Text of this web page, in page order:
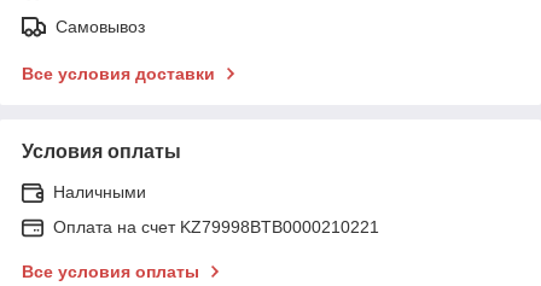
Самовывоз
Все условия доставки
Условия оплаты
Наличными
Оплата на счет KZ79998BTB0000210221
Все условия оплаты